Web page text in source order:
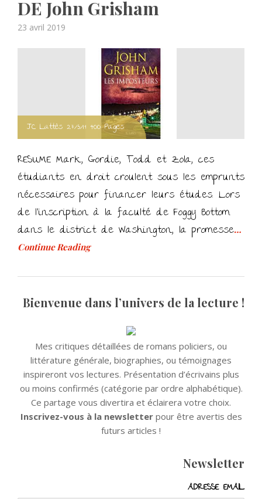
DE John Grisham
Posted
23 avril 2019
JC Lattès 27/3/19 400 Pages
RESUME Mark, Gordie, Todd et Zola, ces
étudiants en droit croulent sous les emprunts
nécessaires pour financer leurs études. Lors
de l’inscription à la faculté de Foggy Bottom
dans le district de Washington, la promesse…
Continue Reading
Bienvenue dans l’univers de la lecture !
Mes critiques détaillées de romans policiers, ou
littérature générale, biographies, ou témoignages
inspireront vos lectures. Présentation d’écrivains plus
ou moins confirmés (catégorie par ordre alphabétique).
Ce partage vous divertira et éclairera votre choix.
Inscrivez-vous à la newsletterpour être avertis des
futurs articles !
Newsletter
ADRESSE EMAIL